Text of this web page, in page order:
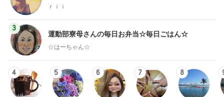
ｒｉｉ
3
運動部寮母さんの毎日お弁当☆毎日ごはん☆
☆はーちゃん☆
4 5 6 7 8